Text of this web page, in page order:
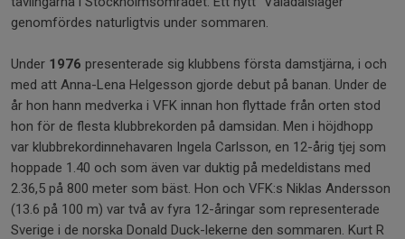
genomfördes naturligtvis under sommaren.
Under 1976 presenterade sig klubbens första damstjärna, i och
med att Anna-Lena Helgesson gjorde debut på banan. Under de
år hon hann medverka i VFK innan hon flyttade från orten stod
hon för de flesta klubbrekorden på damsidan. Men i höjdhopp
var klubbrekordinnehavaren Ingela Carlsson, en 12-årig tjej som
hoppade 1.40 och som även var duktig på medeldistans med
2.36,5 på 800 meter som bäst. Hon och VFK:s Niklas Andersson
(13.6 på 100 m) var två av fyra 12-åringar som representerade
Sverige i de norska Donald Duck-lekerne den sommaren. Kurt R